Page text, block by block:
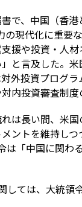
で、中国（香
の現代化に重要
援や投資・人
と言及した。
外投資プログ
内投資審査制度
は長い間、米
ントを維持し
は「中国に関わ
しては、大統領